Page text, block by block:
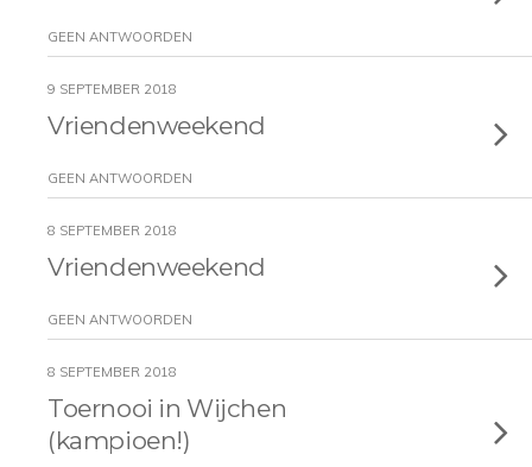
GEEN ANTWOORDEN
9 SEPTEMBER 2018
Vriendenweekend
GEEN ANTWOORDEN
8 SEPTEMBER 2018
Vriendenweekend
GEEN ANTWOORDEN
8 SEPTEMBER 2018
Toernooi in Wijchen
(kampioen!)